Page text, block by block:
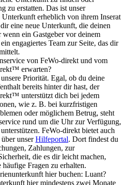
zu erstatten. Das ist unser
Unterkunft erheblich von ihrem Inserat
eine neue Unterkunft, die deinen
ein Gastgeber vor deinem
engagiertes Team zur Seite, das dir
von FeWo-direkt und vom
erwarten?
Priorität. Egal, ob du deine
bereits hinter dir hast, der
unterstützt dich bei jedem
wie z. B. bei kurzfristigen
oder möglichem Betrug, steht
rund um die Uhr zur Verfügung,
FeWo-direkt bietet auch
unserHilfeportal. Dort findest du
Zahlungen, zur
die es dir leicht machen,
Fragen zu erhalten.
hier buchen: Luant?
hier mindestens zwei Monate